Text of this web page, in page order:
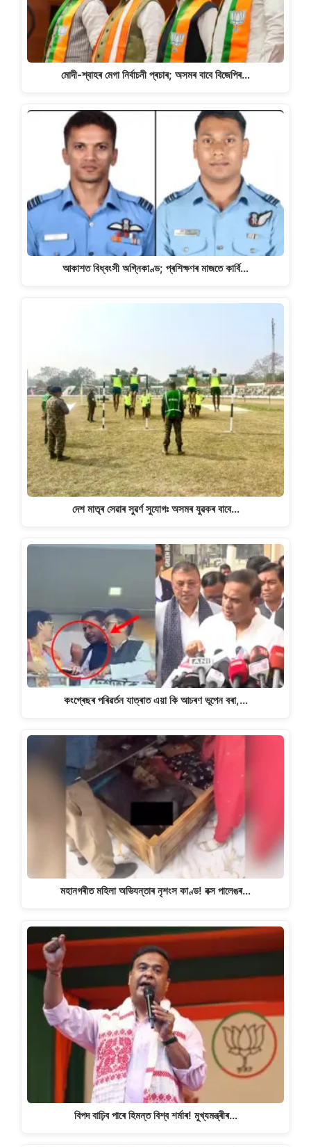
মোদী-শ্বাহৰ মেগা নিৰ্বাচনী প্ৰচাৰ; অসমৰ বাবে বিজেপিৰ…
আকাশত বিধ্বংসী অগ্নিকাণ্ড; প্ৰশিক্ষণৰ মাজতে কাৰ্বি…
দেশ মাতৃৰ সেৱাৰ সুৱৰ্ণ সুযোগঃ অসমৰ যুৱকৰ বাবে…
কংগ্ৰেছৰ পৰিৱৰ্তন যাত্ৰাত এয়া কি আচৰণ ভূপেন বৰা,…
মহানগৰীত মহিলা অভিযন্তাৰ নৃশংস কাণ্ড! বক্স পালেঙৰ…
বিপদ বাঢ়িব পাৰে হিমন্ত বিশ্ব শৰ্মাৰ! মুখ্যমন্ত্ৰীৰ…